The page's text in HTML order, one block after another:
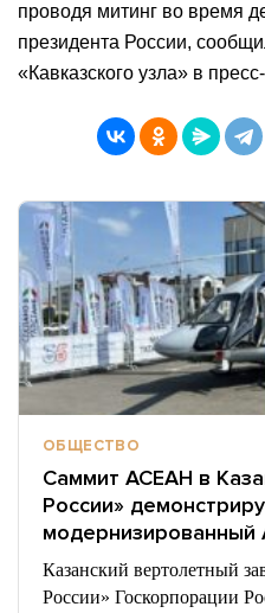
проводя митинг во время
президента России,
«Кавказского узла» в
ОБЩЕСТВО
Саммит АСЕАН в
России»
модернизированный
Казанский вертолетный
России» Госкорпорации